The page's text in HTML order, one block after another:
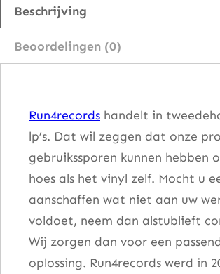
B
Beschrijving
Beoordelingen (0)
Run4records handelt in
lp’s. Dat wil zeggen dat onze
gebruikssporen kunnen hebben
hoes als het vinyl zelf. Mocht u
aanschaffen wat niet aan uw
voldoet, neem dan alstublieft
Wij zorgen dan voor een
oplossing. Run4records werd in